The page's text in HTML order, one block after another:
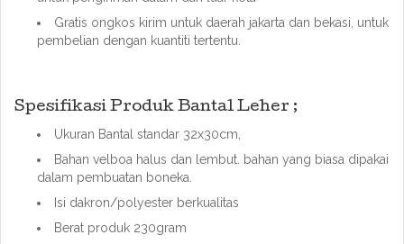
Gratis ongkos kirim untuk daerah jakarta dan bekasi, untuk
pembelian dengan kuantiti tertentu.
Spesifikasi Produk Bantal Leher ;
Ukuran Bantal standar 32x30cm,
Bahan velboa halus dan lembut. bahan yang biasa dipakai
dalam pembuatan boneka.
Isi dakron/polyester berkualitas
Berat produk 230gram